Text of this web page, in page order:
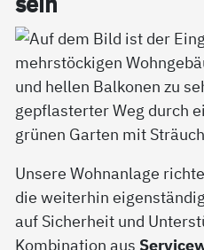
Unsere Wohnanlage
die weiterhin
auf Sicherheit und
Kombination aus